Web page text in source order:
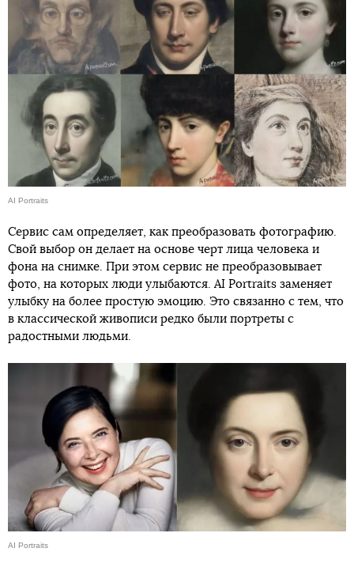
AI Portraits
Сервис сам определяет, как преобразовать фотографию.
Свой выбор он делает на основе черт лица человека и
фона на снимке. При этом сервис не преобразовывает
фото, на которых люди улыбаются. AI Portraits заменяет
улыбку на более простую эмоцию. Это связанно с тем, что
в классической живописи редко были портреты с
радостными людьми.
AI Portraits